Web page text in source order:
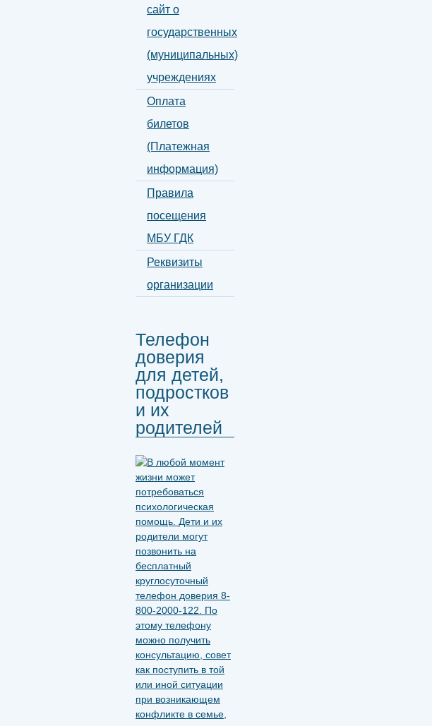
сайт о
государственных
(муниципальных)
учреждениях
Оплата
билетов
(Платежная
информация)
Правила
посещения
МБУ ГДК
Реквизиты
организации
Телефон
доверия
для детей,
подростков
и их
родителей